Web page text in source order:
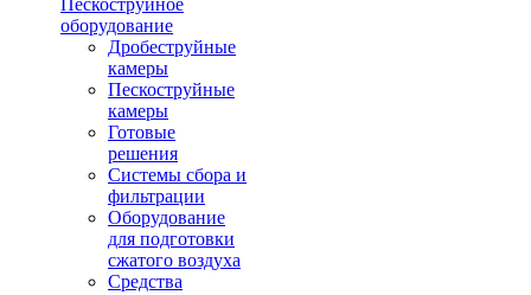
Пескоструйное
оборудование
Дробеструйные
камеры
Пескоструйные
камеры
Готовые
решения
Системы сбора и
фильтрации
Оборудование
для подготовки
сжатого воздуха
Средства